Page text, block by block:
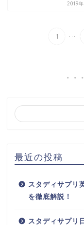
2019
1 ...
最近の投稿
スタディサプリ
を徹底解説！
スタディサプリ